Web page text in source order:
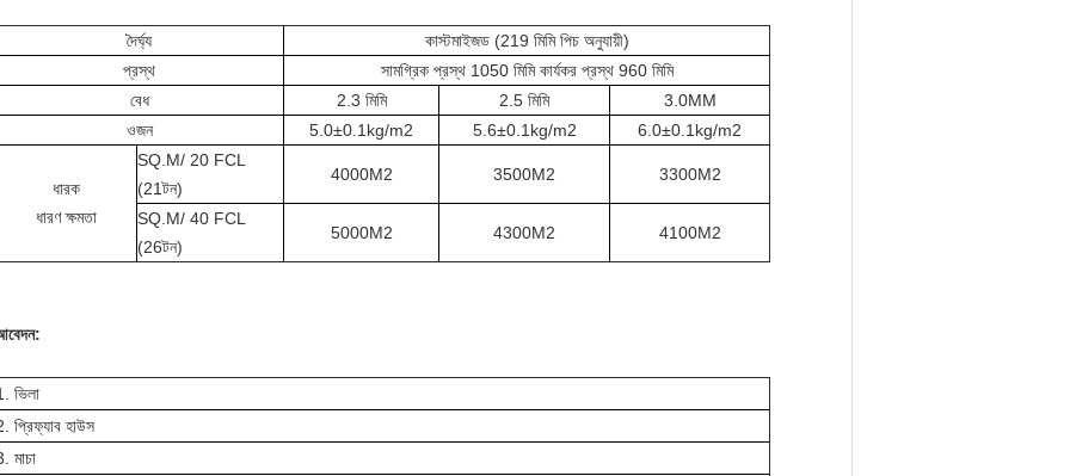
দৈর্ঘ্য
কাস্টমাইজড (219 মিমি পিচ অনুযায়ী)
প্রস্থ
সামগ্রিক প্রস্থ 1050 মিমি কার্যকর প্রস্থ 960 মিমি
বেধ
2.3 মিমি 2.5 মিমি
3.0MM
ওজন
5.0±0.1kg/m2 5.6±0.1kg/m2 6.0±0.1kg/m2
ধারক
ধারণ ক্ষমতা
SQ.M/ 20 FCL
(21টন)
4000M2 3500M2 3300M2
SQ.M/ 40 FCL
(26টন)
5000M2 4300M2 4100M2
ভিলা
প্রিফ্যাব হাউস
মাচা